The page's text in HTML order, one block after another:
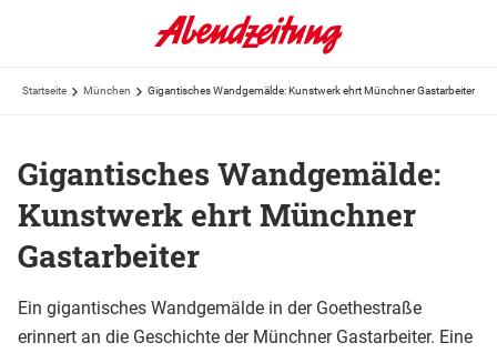
Startseite München Gigantisches Wandgemälde: Kunstwerk ehrt Münchner Gastarbeiter
Gigantisches Wandgemälde:
Kunstwerk ehrt Münchner
Gastarbeiter
Ein gigantisches Wandgemälde in der Goethestraße
erinnert an die Geschichte der Münchner Gastarbeiter. Eine